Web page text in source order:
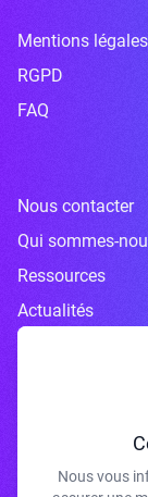
Mentions légales
RGPD
FAQ
Nous contacter
Qui sommes-
Ressources
Actualités
Nous vous